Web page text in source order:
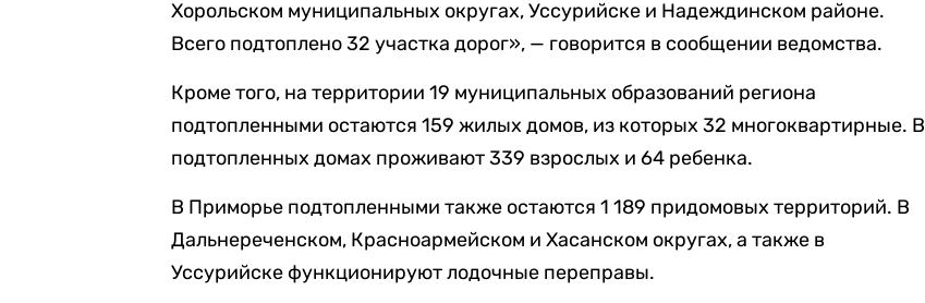
Хорольском муниципальных округах, Уссурийске и Надеждинском районе.
Всего подтоплено 32 участка дорог», — говорится в сообщении ведомства.
Кроме того, на территории 19 муниципальных образований региона
подтопленными остаются 159 жилых домов, из которых 32 многоквартирные. В
подтопленных домах проживают 339 взрослых и 64 ребенка.
В Приморье подтопленными также остаются 1 189 придомовых территорий. В
Дальнереченском, Красноармейском и Хасанском округах, а также в
Уссурийске функционируют лодочные переправы.